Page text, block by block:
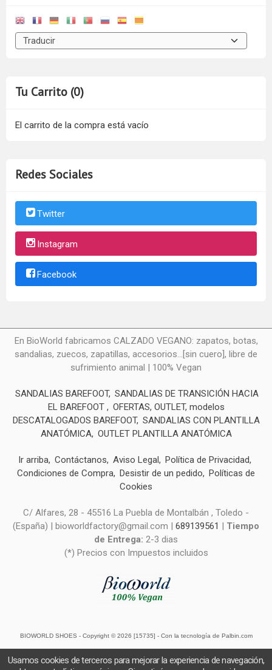
Tu Carrito (0)
El carrito de la compra está vacío
Redes Sociales
Twitter
Instagram
Facebook
En BioWorld fabricamos CALZADO VEGANO: zapatos, botas,
sandalias, zuecos, zapatillas, accesorios...[sin cuero], libre de
sufrimiento animal | 100% Vegan
SANDALIAS BAREFOOT SANDALIAS DE TRANSICIÓN HACIA
EL BAREFOOT
OFERTAS, OUTLET, modelos
DESCATALOGADOS BAREFOOT SANDALIAS CON PLANTILLA
ANATÓMICA OUTLET PLANTILLA ANATÓMICA
Ir arriba Contáctanos Aviso Legal
Política de Privacidad
Condiciones de Compra Desistir de un pedido
Políticas de
Cookies
C/ Alfares, 28 - 45516 La Puebla de Montalbán , Toledo -
(España) | bioworldfactory@gmail.com | 689139561 | Tiempo
de Entrega: 2-3 dias
(*) Precios con Impuestos incluidos
BIOWORLD SHOES - Copyright © 2026 [15735] - Con la tecnología de Palbin.com
Usamos cookies de terceros para mejorar la experiencia de navegación,